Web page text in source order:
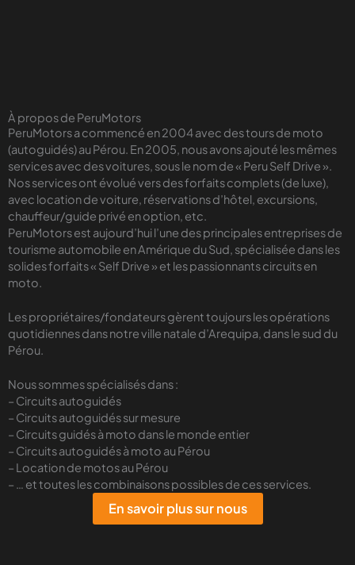
À propos de PeruMotors
PeruMotors a commencé en 2004 avec des tours de moto
(autoguidés) au Pérou. En 2005, nous avons ajouté les mêmes
services avec des voitures, sous le nom de « Peru Self Drive ».
Nos services ont évolué vers des forfaits complets (de luxe),
avec location de voiture, réservations d’hôtel, excursions,
chauffeur/guide privé en option, etc.
PeruMotors est aujourd’hui l’une des principales entreprises de
tourisme automobile en Amérique du Sud, spécialisée dans les
solides forfaits « Self Drive » et les passionnants circuits en
moto.
Les propriétaires/fondateurs gèrent toujours les opérations
quotidiennes dans notre ville natale d’Arequipa, dans le sud du
Pérou.
Nous sommes spécialisés dans :
– Circuits autoguidés
– Circuits autoguidés sur mesure
– Circuits guidés à moto dans le monde entier
– Circuits autoguidés à moto au Pérou
– Location de motos au Pérou
– … et toutes les combinaisons possibles de ces services.
En savoir plus sur nous